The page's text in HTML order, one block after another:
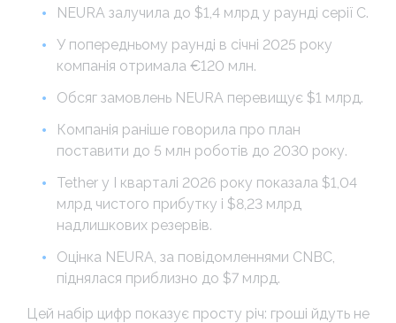
NEURA залучила до $1,4 млрд у раунді серії C.
У попередньому раунді в січні 2025 року
компанія отримала €120 млн.
Обсяг замовлень NEURA перевищує $1 млрд.
Компанія раніше говорила про план
поставити до 5 млн роботів до 2030 року.
Tether у I кварталі 2026 року показала $1,04
млрд чистого прибутку і $8,23 млрд
надлишкових резервів.
Оцінка NEURA, за повідомленнями CNBC,
піднялася приблизно до $7 млрд.
Цей набір цифр показує просту річ: гроші йдуть не